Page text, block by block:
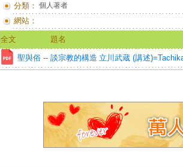
分類： 個人著者
網站：
全文 題名
聖與俗 -- 談宗教的構造 立川武蔵 (講述